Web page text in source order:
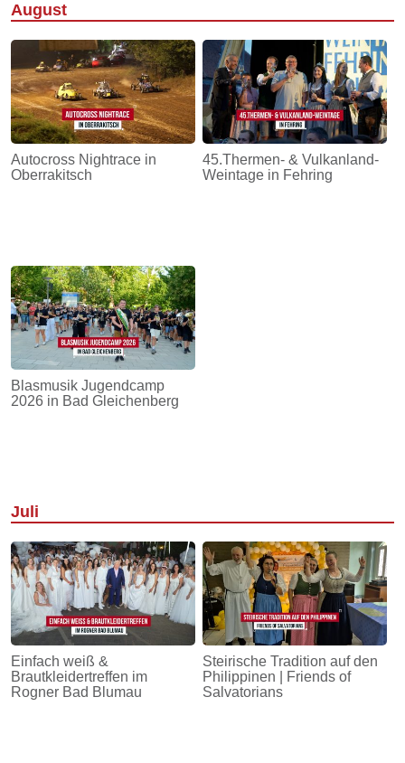
August
Autocross Nightrace in
Oberrakitsch
45.Thermen- & Vulkanland-
Weintage in Fehring
Blasmusik Jugendcamp
2026 in Bad Gleichenberg
Juli
Einfach weiß &
Brautkleidertreffen im
Rogner Bad Blumau
Steirische Tradition auf den
Philippinen | Friends of
Salvatorians